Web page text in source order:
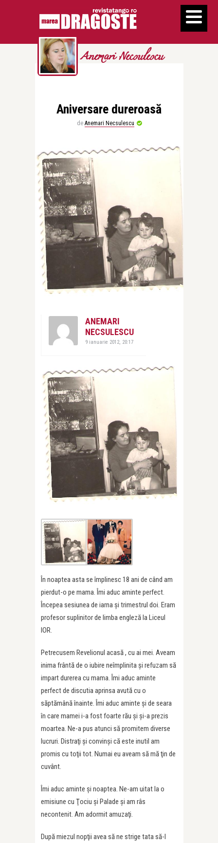
Anemari Necsulescu
Aniversare dureroasă
de Anemari Necsulescu
ANEMARI
NECSULESCU
9 ianuarie 2012, 20:17
În noaptea asta se împlinesc 18 ani de când am
pierdut-o pe mama. Îmi aduc aminte perfect.
Începea sesiunea de iarna şi trimestrul doi. Eram
profesor suplinitor de limba engleză la Liceul
IOR.
Petrecusem Revelionul acasă , cu ai mei. Aveam
inima frântă de o iubire neîmplinita şi refuzam să
impart durerea cu mama. Îmi aduc aminte
perfect de discutia aprinsa avută cu o
săptămână înainte. Îmi aduc aminte şi de seara
în care mamei i-a fost foarte rău şi şi-a prezis
moartea. Ne-a pus atunci să promitem diverse
lucruri. Distraţi şi convinşi că este inutil am
promis cu toţii tot. Numai eu aveam să mă ţin de
cuvânt.
Îmi aduc aminte şi noaptea. Ne-am uitat la o
emisiune cu Ţociu şi Palade şi am râs
necontenit. Am adormit amuzaţi.
După miezul nopţii avea să ne strige tata să-l